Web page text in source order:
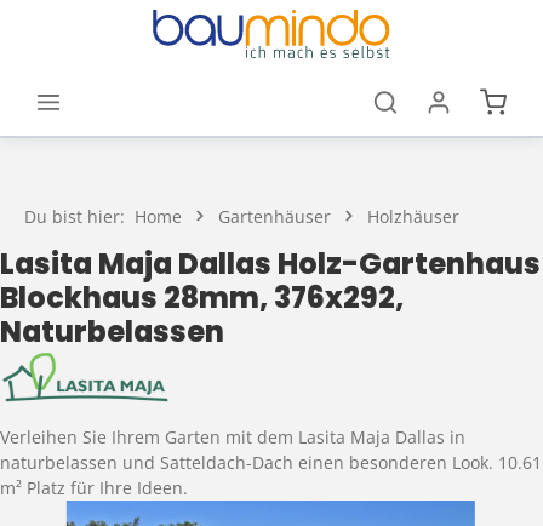
Zum Hauptinhalt springen
Du bist hier: Home Gartenhäuser Holzhäuser
Lasita Maja Dallas Holz-Gartenhaus
Blockhaus 28mm, 376x292,
Naturbelassen
Verleihen Sie Ihrem Garten mit dem Lasita Maja Dallas in
naturbelassen und Satteldach-Dach einen besonderen Look. 10.61
m² Platz für Ihre Ideen.
Bildergalerie überspringen